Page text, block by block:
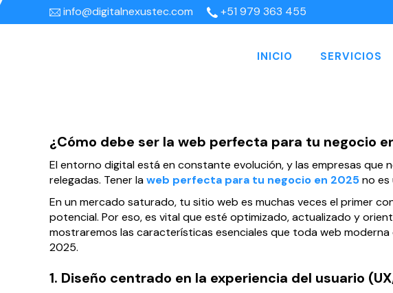
info@digitalnexustec.com +51 979 363 455
INICIO SERVICIOS
¿Cómo debe ser la web perfecta para tu negocio
El entorno digital está en constante evolución, y las empresas que
relegadas. Tener laweb perfecta para tu negocio en 2025no es
En un mercado saturado, tu sitio web es muchas veces el primer
potencial. Por eso, es vital que esté optimizado, actualizado y
mostraremos las características esenciales que toda web
2025.
1. Diseño centrado en la experiencia del usuario